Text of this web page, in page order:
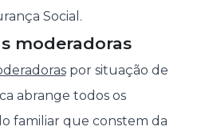
Social.
moderadoras
por situação de
abrange todos os
familiar que constem da